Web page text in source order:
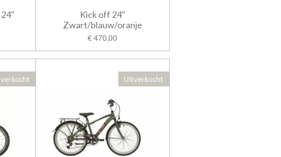
Kick off 24"
Zwart/blauw/oranje
€ 470,00
Uitverkocht